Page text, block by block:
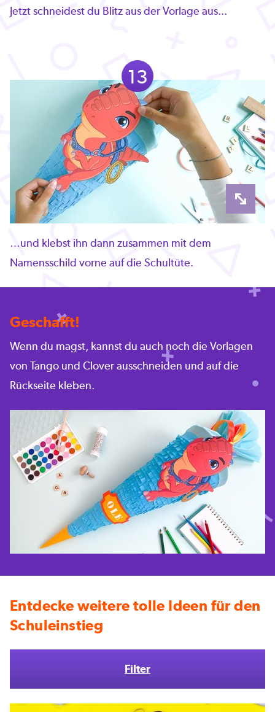
Jetzt schneidest du Blitz aus der Vorlage aus...
13
…und klebst ihn dann zusammen mit dem
Namensschild vorne auf die Schultüte.
Geschafft!
Wenn du magst, kannst du auch noch die Vorlagen
von Tango und Clover ausschneiden und auf die
Rückseite kleben.
Entdecke weitere tolle Ideen für den
Schuleinstieg
Filter